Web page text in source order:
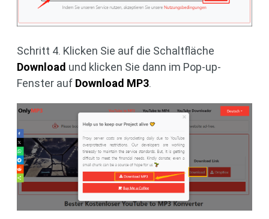
Schritt 4. Klicken Sie auf die Schaltfläche
Download und klicken Sie dann im Pop-up-
Fenster auf Download MP3.